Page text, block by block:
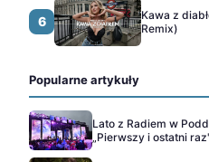
6
Kawa z
Remix)
Popularne artykuły
Lato z Radiem w
„Pierwszy i ostatni